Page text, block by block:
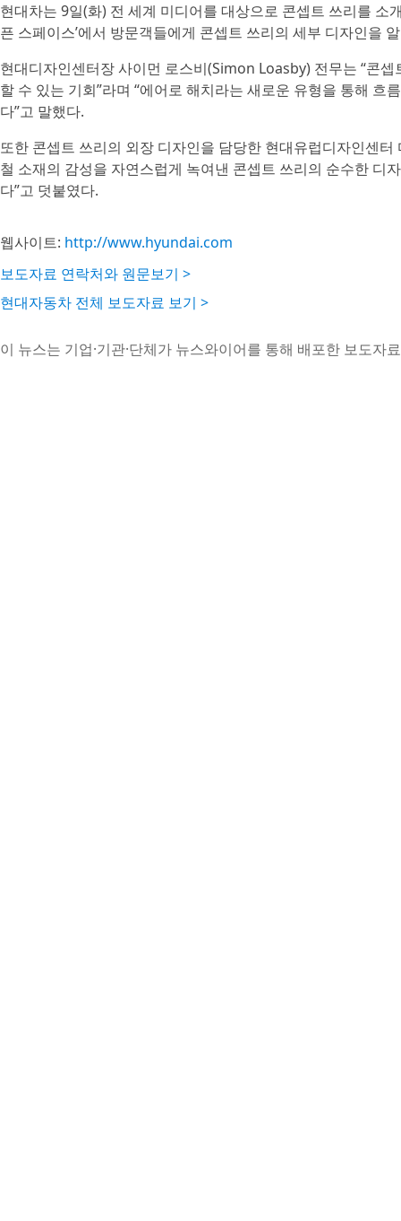
현대차는 9일(화) 전 세계 미디어를 대상으로 콘셉트 쓰리를 소
픈 스페이스’에서 방문객들에게 콘셉트 쓰리의 세부 디자인을
현대디자인센터장 사이먼 로스비(Simon Loasby) 전무는 “콘
할 수 있는 기회”라며 “에어로 해치라는 새로운 유형을 통해 흐
다”고 말했다.
또한 콘셉트 쓰리의 외장 디자인을 담당한 현대유럽디자인센
철 소재의 감성을 자연스럽게 녹여낸 콘셉트 쓰리의 순수한 디
다”고 덧붙였다.
웹사이트: http://www.hyundai.com
보도자료 연락처와 원문보기 >
현대자동차 전체 보도자료 보기 >
이 뉴스는 기업·기관·단체가 뉴스와이어를 통해 배포한 보도자